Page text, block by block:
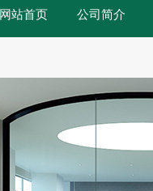
网站首页 公司简介